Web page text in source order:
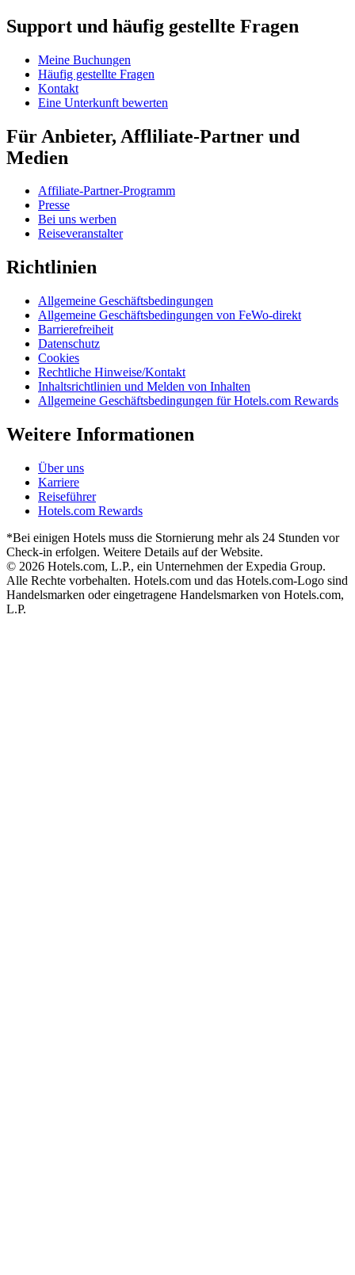
Support und häufig gestellte Fragen
Meine Buchungen
Häufig gestellte Fragen
Kontakt
Eine Unterkunft bewerten
Für Anbieter, Affliliate-Partner und
Medien
Affiliate-Partner-Programm
Presse
Bei uns werben
Reiseveranstalter
Richtlinien
Allgemeine Geschäftsbedingungen
Allgemeine Geschäftsbedingungen von FeWo-direkt
Barrierefreiheit
Datenschutz
Cookies
Rechtliche Hinweise/Kontakt
Inhaltsrichtlinien und Melden von Inhalten
Allgemeine Geschäftsbedingungen für Hotels.com Rewards
Weitere Informationen
Über uns
Karriere
Reiseführer
Hotels.com Rewards
*Bei einigen Hotels muss die Stornierung mehr als 24 Stunden vor
Check-in erfolgen. Weitere Details auf der Website.
© 2026 Hotels.com, L.P., ein Unternehmen der Expedia Group.
Alle Rechte vorbehalten. Hotels.com und das Hotels.com-Logo sind
Handelsmarken oder eingetragene Handelsmarken von Hotels.com,
L.P.